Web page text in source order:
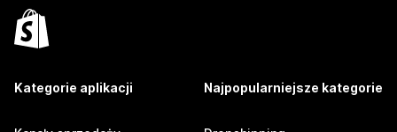
Kategorie aplikacji Najpopularniejsze kategorie